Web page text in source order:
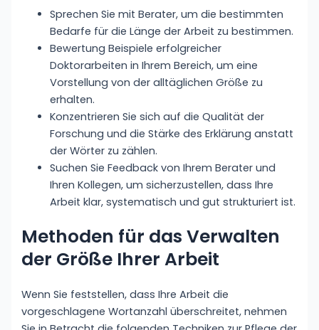
Sprechen Sie mit Berater, um die bestimmten
Bedarfe für die Länge der Arbeit zu bestimmen.
Bewertung Beispiele erfolgreicher
Doktorarbeiten in Ihrem Bereich, um eine
Vorstellung von der alltäglichen Größe zu
erhalten.
Konzentrieren Sie sich auf die Qualität der
Forschung und die Stärke des Erklärung anstatt
der Wörter zu zählen.
Suchen Sie Feedback von Ihrem Berater und
Ihren Kollegen, um sicherzustellen, dass Ihre
Arbeit klar, systematisch und gut strukturiert ist.
Methoden für das Verwalten
der Größe Ihrer Arbeit
Wenn Sie feststellen, dass Ihre Arbeit die
vorgeschlagene Wortanzahl überschreitet, nehmen